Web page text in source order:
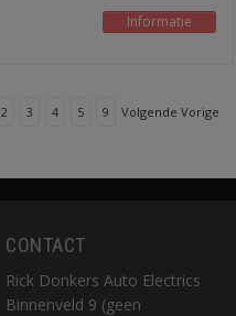
Informatie
2 3 4 5 9 Volgende Vorige
CONTACT
Rick Donkers Auto Electrics
Binnenveld 9 (geen